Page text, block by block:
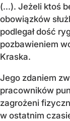
(...). Jeżeli ktoś
obowiązków
podlegał dość
pozbawieniem
Kraska.
Jego zdaniem
pracowników
zagrożeni
w ostatnim